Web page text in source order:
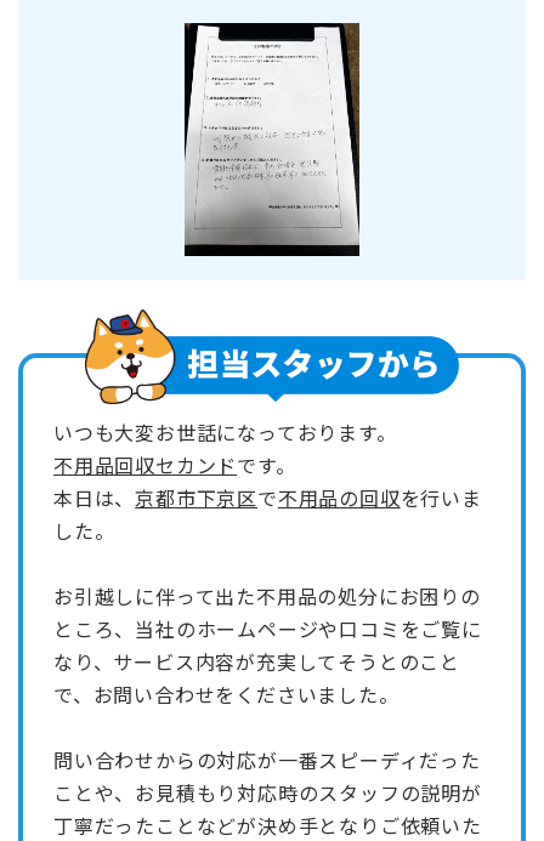
いつも大変お世話になっております。
不用品回収セカンドです。
本日は、京都市下京区で不用品の回収を行いま
した。
お引越しに伴って出た不用品の処分にお困りの
ところ、当社のホームページや口コミをご覧に
なり、サービス内容が充実してそうとのこと
で、お問い合わせをくださいました。
問い合わせからの対応が一番スピーディだった
ことや、お見積もり対応時のスタッフの説明が
丁寧だったことなどが決め手となりご依頼いた